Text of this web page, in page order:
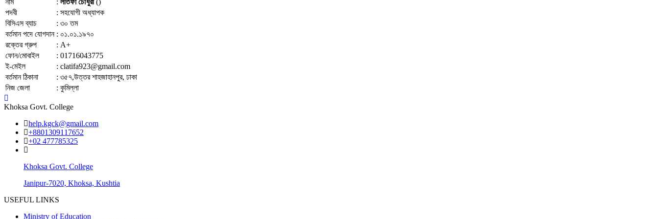
পদবী
: সহযোগী অধ্যাপক
বিসিএস ব্যাচ
: ৩০ তম
বর্তমান পদে যোগদান : ০১.০১.১৯৭০
রক্তের গ্রুপ
: A+
ফোন/মোবাইল
: 01716043775
ই-মেইল
: clatifa923@gmail.com
বর্তমান ঠিকানা
: ৩৫৭,উত্তর শাহজাহানপুর, ঢাকা
নিজ জেলা
: কুমিল্লা
Khoksa Govt. College
help.kgck@gmail.com
+8801309117652
+02 477785325
Khoksa Govt. College
Janipur-7020, Khoksa, Kushtia
USEFUL LINKS
Ministry of Education